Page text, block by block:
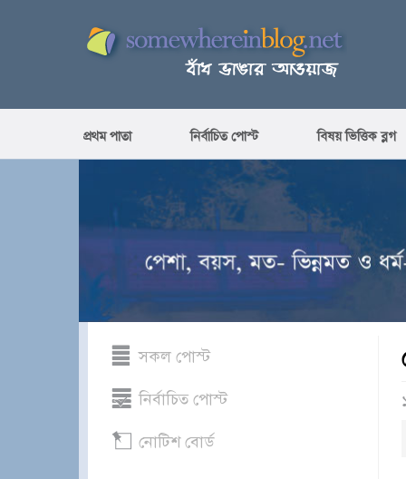
প্রথম পাতা নির্বাচিত পোস্ট বিষয় ভিত্তিক ব্লগ
সকল পোস্ট
নির্বাচিত পোস্ট
নোটিশ বোর্ড